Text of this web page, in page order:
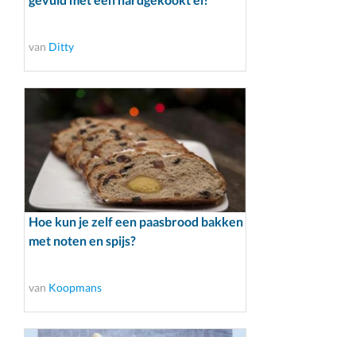
van Ditty
Hoe kun je zelf een paasbrood bakken
met noten en spijs?
van Koopmans